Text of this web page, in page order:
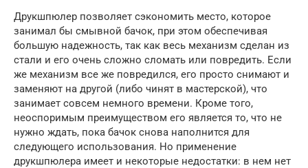
Друкшпюлер позволяет сэкономить место, которое
занимал бы смывной бачок, при этом обеспечивая
большую надежность, так как весь механизм сделан из
стали и его очень сложно сломать или повредить. Если
же механизм все же повредился, его просто снимают и
заменяют на другой (либо чинят в мастерской), что
занимает совсем немного времени. Кроме того,
неоспоримым преимуществом его является то, что не
нужно ждать, пока бачок снова наполнится для
следующего использования. Но применение
друкшпюлера имеет и некоторые недостатки: в нем нет